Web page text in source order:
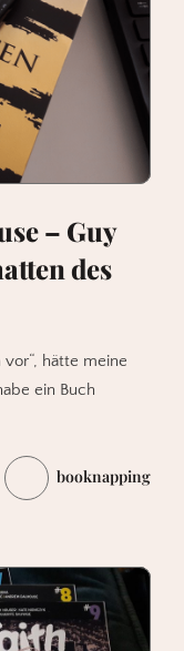
– Guy
des
hätte meine
ein Buch
booknapping